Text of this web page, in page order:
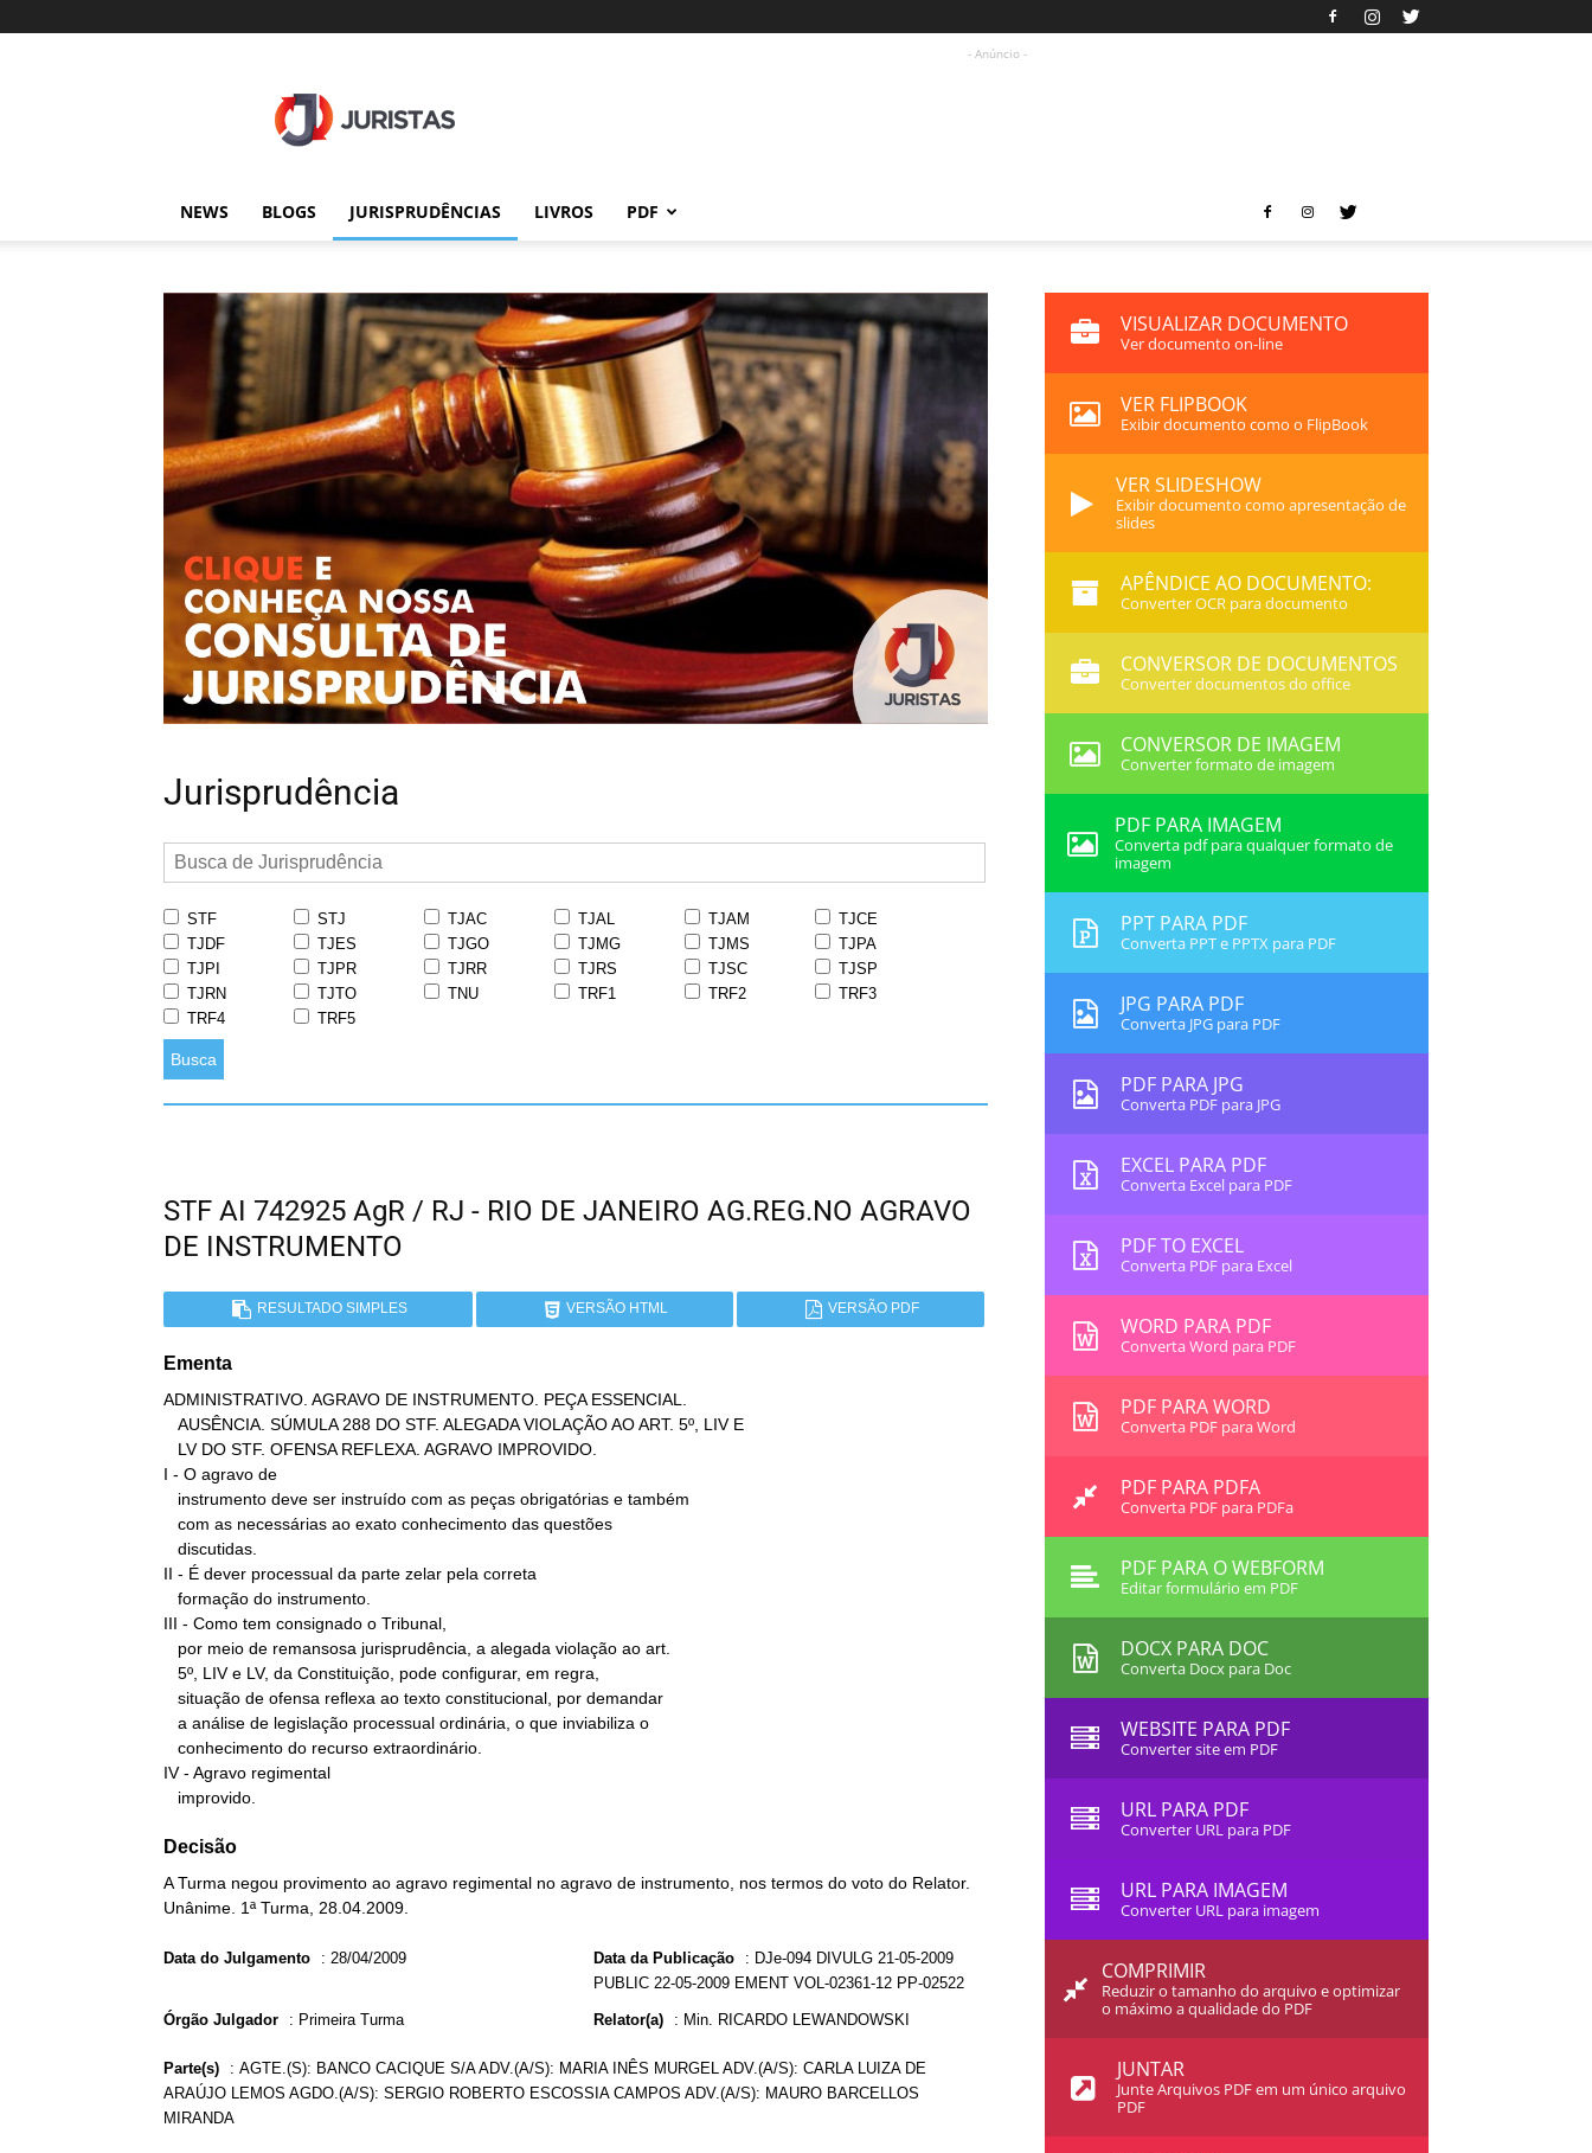
- Anúncio -
NEWS BLOGS JURISPRUDÊNCIAS LIVROS PDF
Jurisprudência
STF STJ TJAC TJAL TJAM
TJCE
TJDF
TJES TJGO TJMG TJMS
TJPA
TJPI
TJPR TJRR TJRS TJSC
TJSP
TJRN
TJTO TNU TRF1 TRF2
TRF3
TRF4
TRF5
Busca
STF AI 742925 AgR / RJ - RIO DE JANEIRO AG.REG.NO AGRAVO
DE INSTRUMENTO
RESULTADO SIMPLES VERSÃO HTML VERSÃO PDF
Ementa
ADMINISTRATIVO. AGRAVO DE INSTRUMENTO. PEÇA ESSENCIAL.
I - O agravo de
II - É dever processual da parte zelar pela correta
III - Como tem consignado o Tribunal,
IV - Agravo regimental
   improvido.
Decisão
A Turma negou provimento ao agravo regimental no agravo de instrumento, nos termos do voto do Relator.
Unânime. 1ª Turma, 28.04.2009.
Data do Julgamento : 28/04/2009 Data da Publicação : DJe-094 DIVULG 21-05-2009
PUBLIC 22-05-2009 EMENT VOL-02361-12 PP-02522
Órgão Julgador : Primeira Turma Relator(a) : Min. RICARDO LEWANDOWSKI
Parte(s) : AGTE.(S): BANCO CACIQUE S/A ADV.(A/S): MARIA INÊS MURGEL ADV.(A/S): CARLA LUIZA DE
ARAÚJO LEMOS AGDO.(A/S): SERGIO ROBERTO ESCOSSIA CAMPOS ADV.(A/S): MAURO BARCELLOS
MIRANDA
VISUALIZAR DOCUMENTO
Ver documento on-line
VER FLIPBOOK
Exibir documento como o FlipBook
VER SLIDESHOW
Exibir documento como apresentação de
slides
APÊNDICE AO DOCUMENTO:
Converter OCR para documento
CONVERSOR DE DOCUMENTOS
Converter documentos do office
CONVERSOR DE IMAGEM
Converter formato de imagem
PDF PARA IMAGEM
Converta pdf para qualquer formato de
imagem
PPT PARA PDF
Converta PPT e PPTX para PDF
JPG PARA PDF
Converta JPG para PDF
PDF PARA JPG
Converta PDF para JPG
EXCEL PARA PDF
Converta Excel para PDF
PDF TO EXCEL
Converta PDF para Excel
WORD PARA PDF
Converta Word para PDF
PDF PARA WORD
Converta PDF para Word
PDF PARA PDFA
Converta PDF para PDFa
PDF PARA O WEBFORM
Editar formulário em PDF
DOCX PARA DOC
Converta Docx para Doc
WEBSITE PARA PDF
Converter site em PDF
URL PARA PDF
Converter URL para PDF
URL PARA IMAGEM
Converter URL para imagem
COMPRIMIR
Reduzir o tamanho do arquivo e optimizar
o máximo a qualidade do PDF
JUNTAR
Junte Arquivos PDF em um único arquivo
PDF